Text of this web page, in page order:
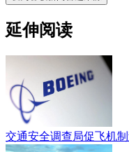
延伸阅读
交通安全调查局促飞机